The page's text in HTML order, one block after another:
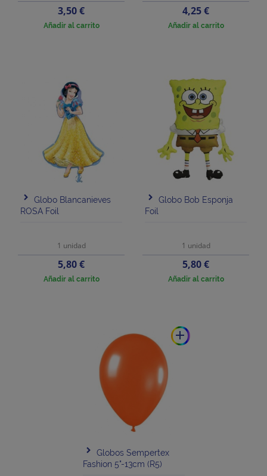
Precio
3,50 €
Añadir al carrito
Precio
4,25 €
Añadir al carrito
Globo Blancanieves
ROSA Foil
1 unidad
Precio
5,80 €
Añadir al carrito
Globo Bob Esponja
Foil
1 unidad
Precio
5,80 €
Añadir al carrito
add
Globos Sempertex
Fashion 5"-13cm (R5)